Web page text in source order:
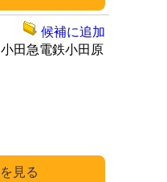
小田急電鉄小田原
候補に追加